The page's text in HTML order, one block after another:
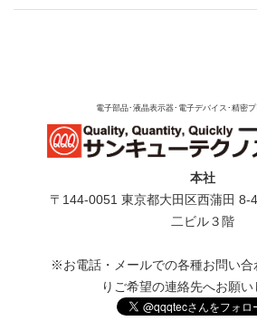
電子部品･液晶表示器･電子デバイス･精密
本社
〒144-0051 東京都⼤⽥区⻄蒲⽥ 8-
⼆ビル３階
※お電話・メールでの各種お問い合
りご希望の連絡先へお願い